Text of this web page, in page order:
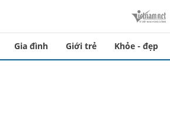
Gia đình Giới trẻ Khỏe - đẹp